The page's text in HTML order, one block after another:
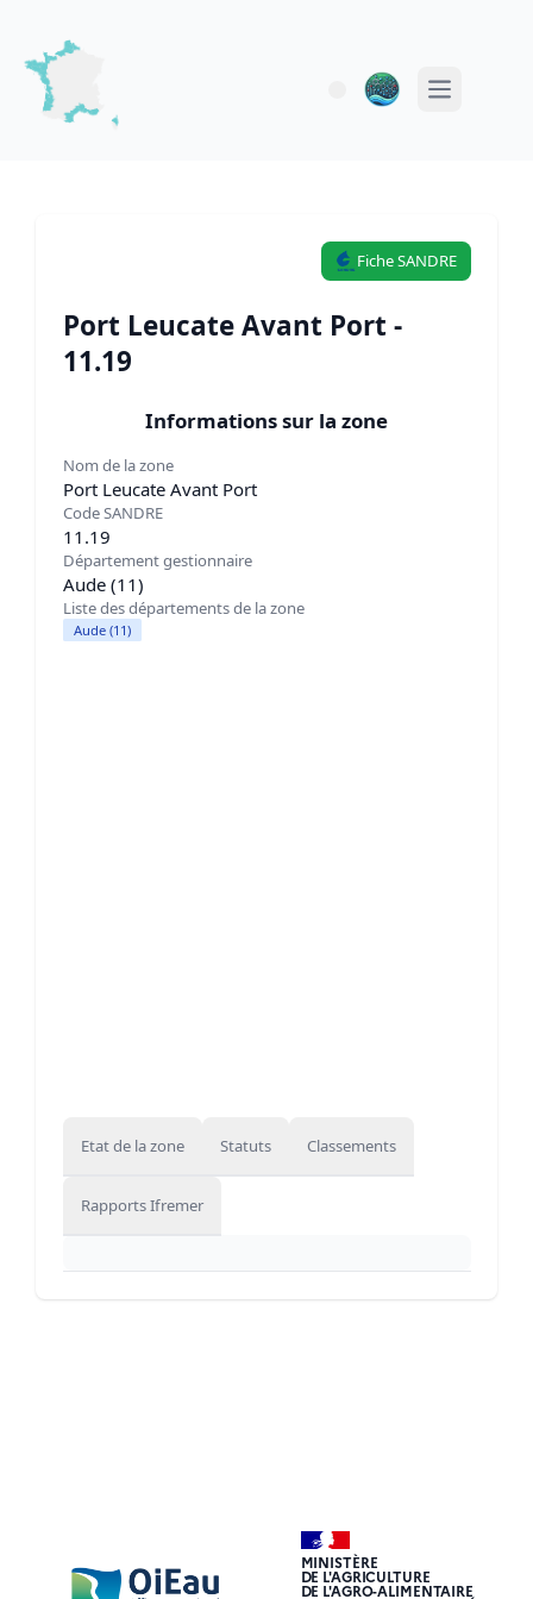
Open main
Fiche SANDRE
Port Leucate Avant Port -
11.19
Informations sur la zone
Nom de la zone
Port Leucate Avant Port
Code SANDRE
11.19
Département gestionnaire
Aude (11)
Liste des départements de la zone
Aude (11)
Etat de la zone Statuts Classements
Rapports Ifremer
MINISTÈRE
DE L'AGRICULTURE
DE L'AGRO-ALIMENTAIRE